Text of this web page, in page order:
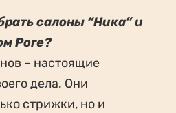
салоны “Ника” и
Роге?
– настоящие
дела. Они
стрижки, но и